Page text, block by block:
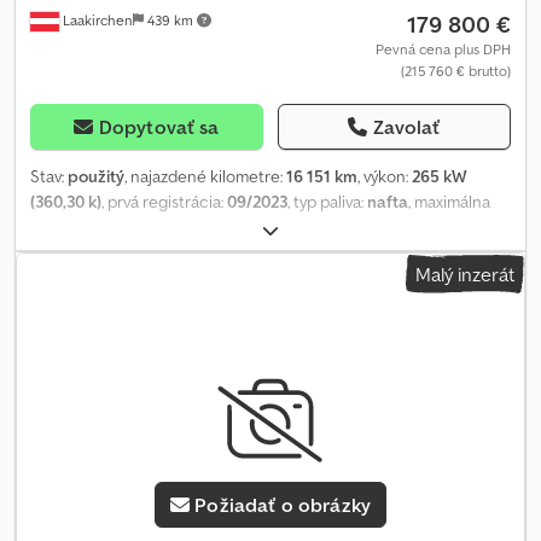
Laakirchen 439 km 179 800 €
Pevná cena plus DPH
(215 760 € brutto)
Dopytovať sa Zavolať
Stav: použitý, najazdené kilometre:16 151 km, výkon: 265 kW
(360,30 k) , prvá registrácia:09/2023 , typ paliva: nafta , maximálna
, celková hmotnosť:
konfigurácia náprav:4x4, rázvor náprav:3 900 mm, farba:
, emisná trieda:Euro
hydraulika, klimatizácia, navigačný systém, nezávislé kúrenie,
palubný počítač, pohon všetkých kolies, prípojné zariadenie,
systém kontroly trakcie, tempomat, uzávierka diferenciálu
ponuka nie je záväzná. Vyhradzujeme si právo na chyby a predaj
do uzavretia zmluvy. Ak je uvedená cudzia mena, bude použitý
aktuálny denný kurz. Platí mena, v ktorej sa vozidlo nachádza.
Využitie zvyškového tepla, filter pre stavebné prostredie, motor
Malý inzerát
Požiadať o obrázky